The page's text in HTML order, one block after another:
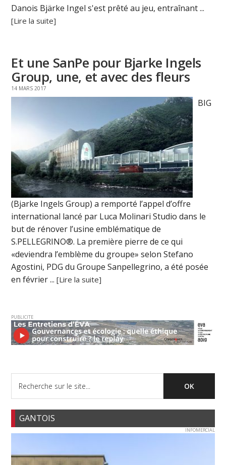
Danois Bjärke Ingel s'est prêté au jeu, entraînant ...
[Lire la suite]
Et une SanPe pour Bjarke Ingels
Group, une, et avec des fleurs
14 MARS 2017
BIG
(Bjarke Ingels Group) a remporté l’appel d’offre
international lancé par Luca Molinari Studio dans le
but de rénover l’usine emblématique de
S.PELLEGRINO®. La première pierre de ce qui
«deviendra l’emblème du groupe» selon Stefano
Agostini, PDG du Groupe Sanpellegrino, a été posée
en février ...[Lire la suite]
PUBLICITE
GANTOIS
INFOMERCIAL